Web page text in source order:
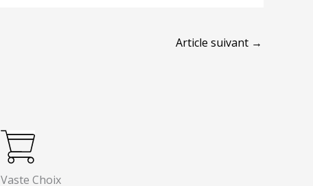
Article suivant →
Vaste Choix